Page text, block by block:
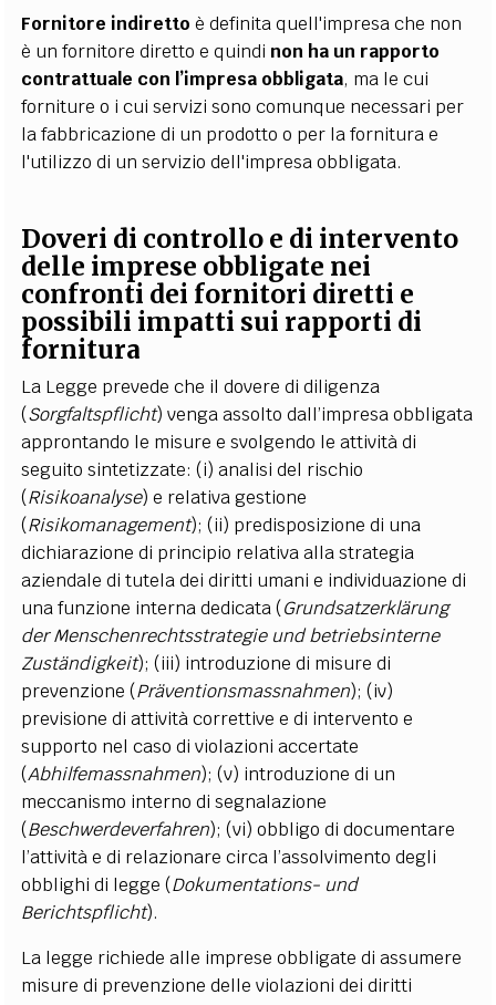
Fornitore indiretto è definita quell'impresa che non
è un fornitore diretto e quindi non ha un rapporto
contrattuale con l’impresa obbligata, ma le cui
forniture o i cui servizi sono comunque necessari per
la fabbricazione di un prodotto o per la fornitura e
l'utilizzo di un servizio dell'impresa obbligata.
Doveri di controllo e di intervento
delle imprese obbligate nei
confronti dei fornitori diretti e
possibili impatti sui rapporti di
fornitura
La Legge prevede che il dovere di diligenza
(Sorgfaltspflicht) venga assolto dall’impresa obbligata
approntando le misure e svolgendo le attività di
seguito sintetizzate: (i) analisi del rischio
(Risikoanalyse) e relativa gestione
(Risikomanagement); (ii) predisposizione di una
dichiarazione di principio relativa alla strategia
aziendale di tutela dei diritti umani e individuazione di
una funzione interna dedicata (Grundsatzerklärung
der Menschenrechtsstrategie und betriebsinterne
Zuständigkeit); (iii) introduzione di misure di
prevenzione (Präventionsmassnahmen); (iv)
previsione di attività correttive e di intervento e
supporto nel caso di violazioni accertate
(Abhilfemassnahmen); (v) introduzione di un
meccanismo interno di segnalazione
(Beschwerdeverfahren); (vi) obbligo di documentare
l’attività e di relazionare circa l’assolvimento degli
obblighi di legge (Dokumentations- und
Berichtspflicht).
La legge richiede alle imprese obbligate di assumere
misure di prevenzione delle violazioni dei diritti